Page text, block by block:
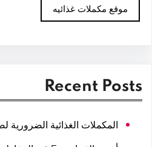
موقع مكملات غذائيه
Recent Posts
المكملات الغذائية